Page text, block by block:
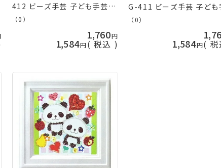
412 ビーズ手芸 子ども手芸
夏休み工作 手芸キット
（0）
1,760
1,584 税込
G-411 ビーズ手芸 子ども
夏休み工作 手芸キット
（0）
1,584